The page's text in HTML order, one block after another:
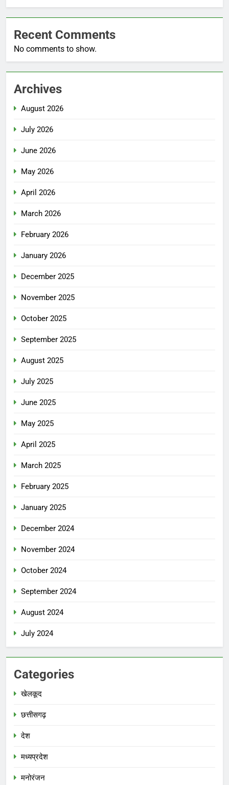
Recent Comments
No comments to show.
Archives
August 2026
July 2026
June 2026
May 2026
April 2026
March 2026
February 2026
January 2026
December 2025
November 2025
October 2025
September 2025
August 2025
July 2025
June 2025
May 2025
April 2025
March 2025
February 2025
January 2025
December 2024
November 2024
October 2024
September 2024
August 2024
July 2024
Categories
खेलकूद
छत्तीसगढ़
देश
मध्‍यप्रदेश
मनोरंजन